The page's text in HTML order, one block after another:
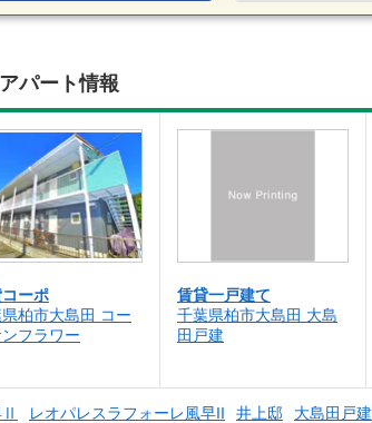
パート情報
ーポ
柏市大島田 コー
フラワー
賃貸一戸建て
千葉県柏市大島田 大島
田戸建
Ⅱ レオパレスラフォーレ風早II 井上邸 大島田戸建